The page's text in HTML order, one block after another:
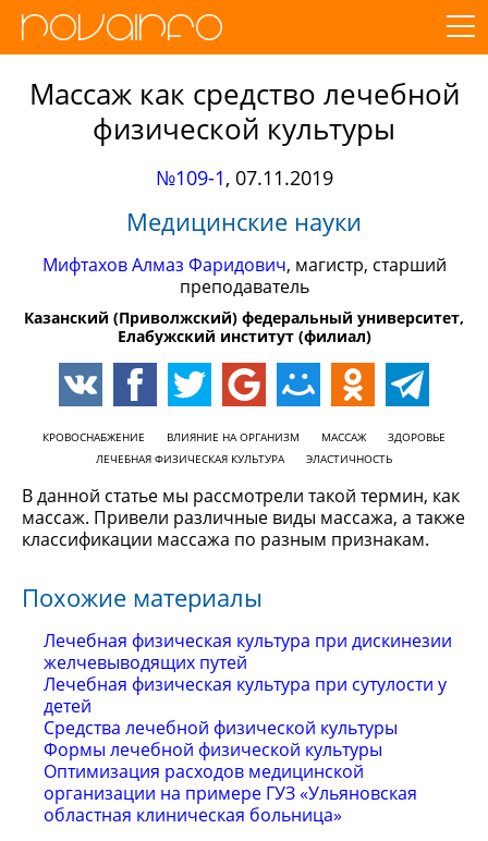
Массаж как средство лечебной
физической культуры
№109-1, 07.11.2019
Медицинские науки
Мифтахов Алмаз Фаридович, магистр, старший
преподаватель
Казанский (Приволжский) федеральный университет,
Елабужский институт (филиал)
КРОВОСНАБЖЕНИЕ ВЛИЯНИЕ НА ОРГАНИЗМ МАССАЖ
ЗДОРОВЬЕ
ЛЕЧЕБНАЯ ФИЗИЧЕСКАЯ КУЛЬТУРА
ЭЛАСТИЧНОСТЬ
В данной статье мы рассмотрели такой термин, как
массаж. Привели различные виды массажа, а также
классификации массажа по разным признакам.
Похожие материалы
Лечебная физическая культура при дискинезии
желчевыводящих путей
Лечебная физическая культура при сутулости у
детей
Средства лечебной физической культуры
Формы лечебной физической культуры
Оптимизация расходов медицинской
организации на примере ГУЗ «Ульяновская
областная клиническая больница»